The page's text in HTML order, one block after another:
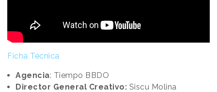
Ficha Técnica
Agencia: Tiempo BBDO
Director General Creativo: Siscu Molina